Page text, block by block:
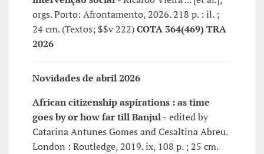
orgs. Porto: Afrontamento, 2026. 218 p. : il. ;
24 cm. (Textos; $$v 222)COTA 364(469) TRA
2026
Novidades de abril 2026
African citizenship aspirations : as time
goes by or how far till Banjul - edited by
Catarina Antunes Gomes and Cesaltina Abreu.
London : Routledge, 2019. ix, 108 p. ; 25 cm.